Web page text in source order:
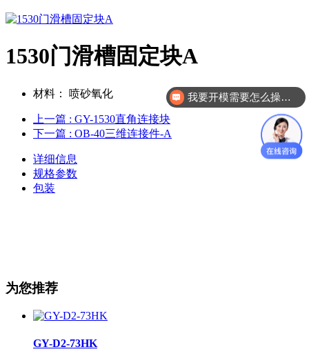
1530门滑槽固定块A
材料： 喷砂氧化
上一篇 : GY-1530直角连接块
下一篇 : OB-40三维连接件-A
详细信息
规格参数
包装
为您推荐
GY-D2-73HK
我要开模需要怎么操作？